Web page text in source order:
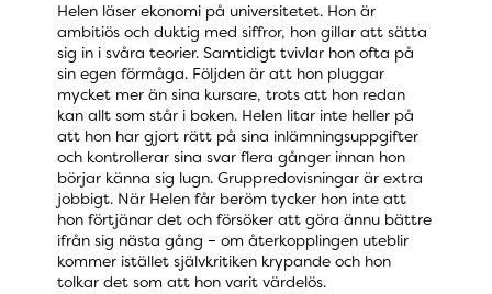
Helen läser ekonomi på universitetet. Hon är
ambitiös och duktig med siffror, hon gillar att sätta
sig in i svåra teorier. Samtidigt tvivlar hon ofta på
sin egen förmåga. Följden är att hon pluggar
mycket mer än sina kursare, trots att hon redan
kan allt som står i boken. Helen litar inte heller på
att hon har gjort rätt på sina inlämningsuppgifter
och kontrollerar sina svar flera gånger innan hon
börjar känna sig lugn. Gruppredovisningar är extra
jobbigt. När Helen får beröm tycker hon inte att
hon förtjänar det och försöker att göra ännu bättre
ifrån sig nästa gång – om återkopplingen uteblir
kommer istället självkritiken krypande och hon
tolkar det som att hon varit värdelös.